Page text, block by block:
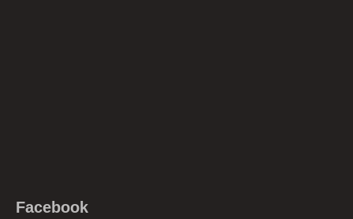
Facebook